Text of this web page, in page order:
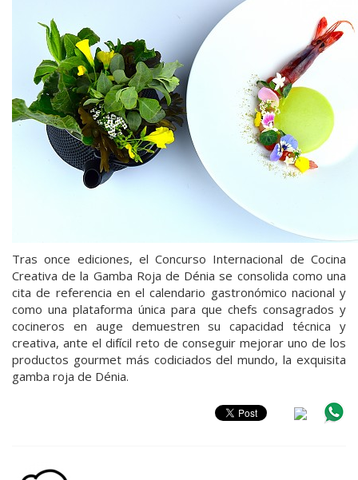
Tras once ediciones, el Concurso Internacional de Cocina
Creativa de la Gamba Roja de Dénia se consolida como una
cita de referencia en el calendario gastronómico nacional y
como una plataforma única para que chefs consagrados y
cocineros en auge demuestren su capacidad técnica y
creativa, ante el difícil reto de conseguir mejorar uno de los
productos gourmet más codiciados del mundo, la exquisita
gamba roja de Dénia.